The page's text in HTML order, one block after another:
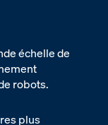
échelle de
robots.
plus